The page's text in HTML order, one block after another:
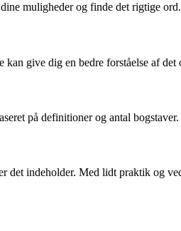
muligheder og finde det rigtige ord.
give dig en bedre forståelse af det
på definitioner og antal bogstaver.
det indeholder. Med lidt praktik og